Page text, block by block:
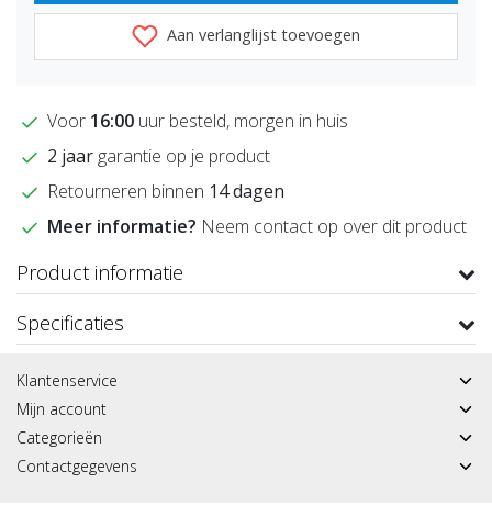
Aan verlanglijst toevoegen
Voor 16:00 uur besteld, morgen in huis
2 jaargarantie op je product
Retourneren binnen 14 dagen
Meer informatie? Neem contact op over dit product
Product informatie
Specificaties
Klantenservice
Mijn account
Categorieën
Contactgegevens